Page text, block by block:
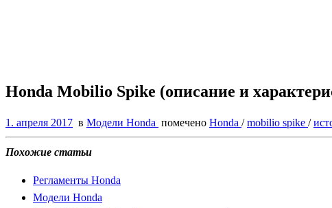
Honda Mobilio Spike (описание и
1. апреля 2017 в Модели Honda помечено Honda /mobilio spike /
Похожие статьи
Регламенты Honda
Модели Honda